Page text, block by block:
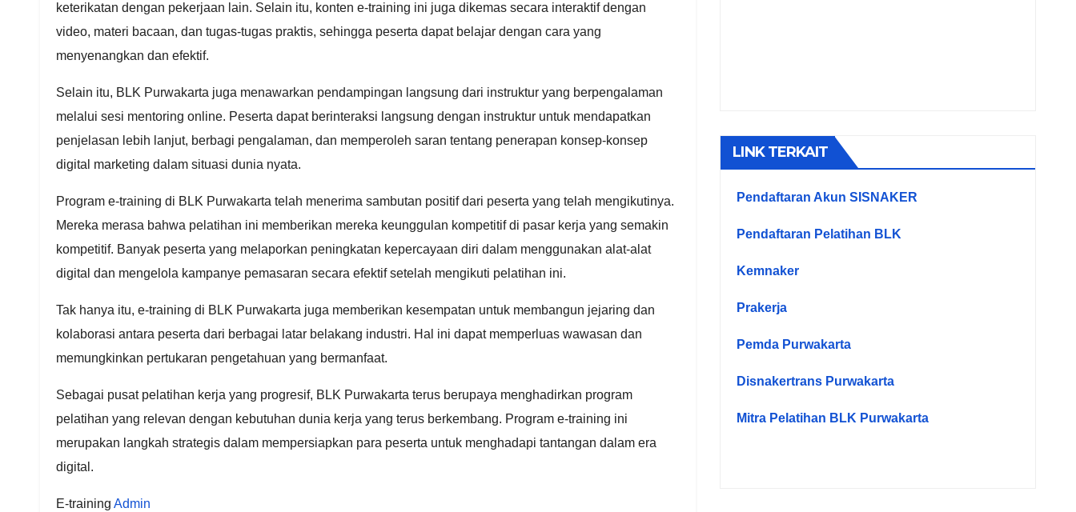
keterikatan dengan pekerjaan lain. Selain itu, konten e-training ini juga dikemas secara interaktif dengan
video, materi bacaan, dan tugas-tugas praktis, sehingga peserta dapat belajar dengan cara yang
menyenangkan dan efektif.
Selain itu, BLK Purwakarta juga menawarkan pendampingan langsung dari instruktur yang berpengalaman
melalui sesi mentoring online. Peserta dapat berinteraksi langsung dengan instruktur untuk mendapatkan
penjelasan lebih lanjut, berbagi pengalaman, dan memperoleh saran tentang penerapan konsep-konsep
digital marketing dalam situasi dunia nyata.
Program e-training di BLK Purwakarta telah menerima sambutan positif dari peserta yang telah mengikutinya.
Mereka merasa bahwa pelatihan ini memberikan mereka keunggulan kompetitif di pasar kerja yang semakin
kompetitif. Banyak peserta yang melaporkan peningkatan kepercayaan diri dalam menggunakan alat-alat
digital dan mengelola kampanye pemasaran secara efektif setelah mengikuti pelatihan ini.
Tak hanya itu, e-training di BLK Purwakarta juga memberikan kesempatan untuk membangun jejaring dan
kolaborasi antara peserta dari berbagai latar belakang industri. Hal ini dapat memperluas wawasan dan
memungkinkan pertukaran pengetahuan yang bermanfaat.
Sebagai pusat pelatihan kerja yang progresif, BLK Purwakarta terus berupaya menghadirkan program
pelatihan yang relevan dengan kebutuhan dunia kerja yang terus berkembang. Program e-training ini
merupakan langkah strategis dalam mempersiapkan para peserta untuk menghadapi tantangan dalam era
digital.
E-training Admin
LINK TERKAIT
Pendaftaran Akun SISNAKER
Pendaftaran Pelatihan BLK
Kemnaker
Prakerja
Pemda Purwakarta
Disnakertrans Purwakarta
Mitra Pelatihan BLK Purwakarta